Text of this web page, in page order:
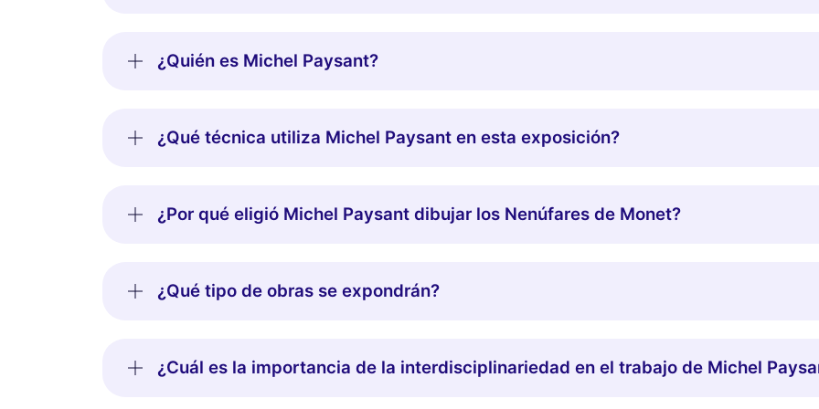
¿Quién es Michel Paysant?
¿Qué técnica utiliza Michel Paysant en esta exposición?
¿Por qué eligió Michel Paysant dibujar los Nenúfares de Monet?
¿Qué tipo de obras se expondrán?
¿Cuál es la importancia de la interdisciplinariedad en el trabajo de Michel